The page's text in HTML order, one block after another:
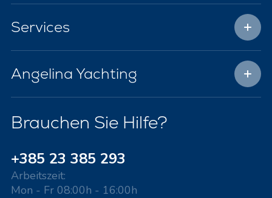
Services
Angelina Yachting
Brauchen Sie Hilfe?
+385 23 385 293
Arbeitszeit:
Mon - Fr 08:00h - 16:00h